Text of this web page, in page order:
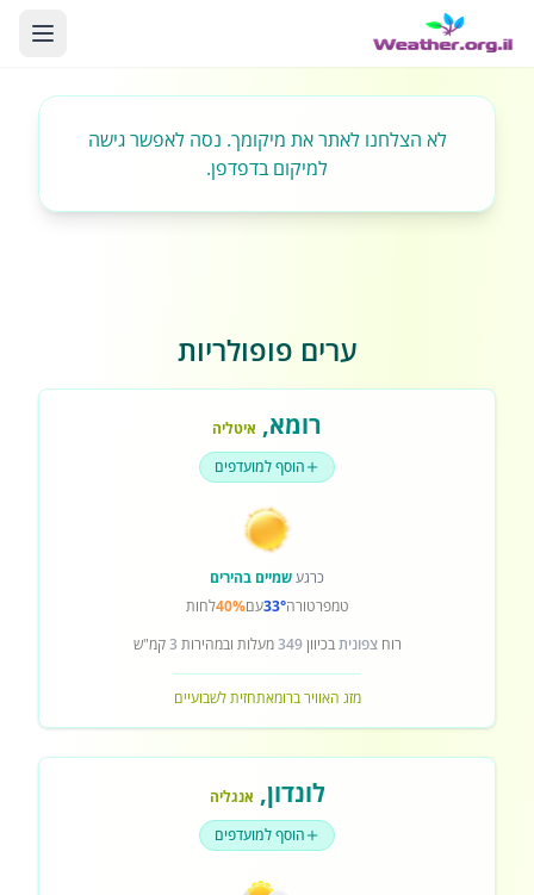
לא הצלחנו לאתר את מיקומך. נסה לאפשר גישה
למיקום בדפדפן.
ערים פופולריות
רומא, איטליה
הוסף למועדפים
כרגעשמיים בהירים
טמפרטורה33°עם40%לחות
רוחצפוניתבכיוון349מעלות ובמהירות 3קמ"ש
מזג האוויר ברומאתחזית לשבועיים
לונדון, אנגליה
הוסף למועדפים